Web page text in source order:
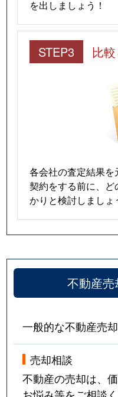
を出しましょう！
STEP3 比
各会社の査定結果を
契約をする前に、
かりと検討しましょ
不動産
一般的な不動産売
売却相談
不動産の売却は、
お悩み等をご相談く